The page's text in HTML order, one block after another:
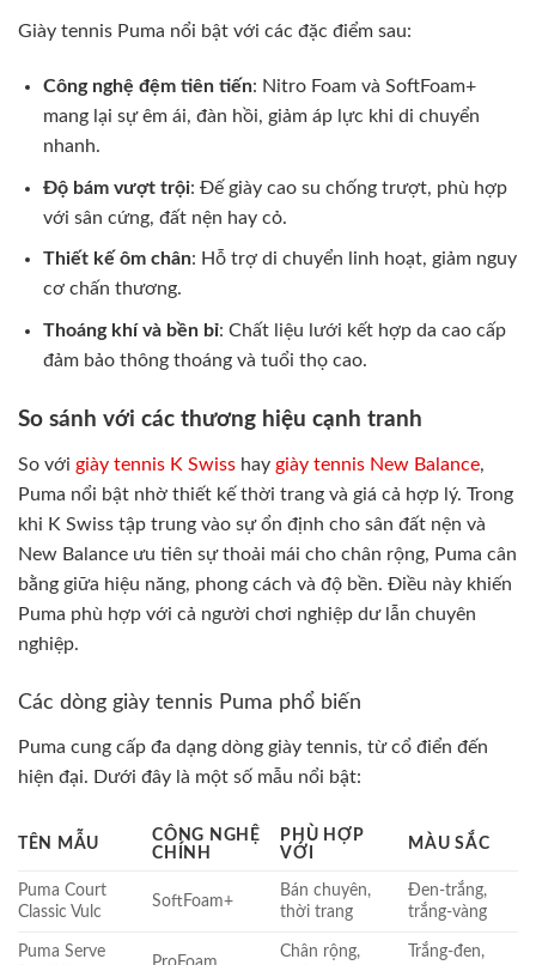
Giày tennis Puma nổi bật với các đặc điểm sau:
Công nghệ đệm tiên tiến: Nitro Foam và SoftFoam+
mang lại sự êm ái, đàn hồi, giảm áp lực khi di chuyển
nhanh.
Độ bám vượt trội: Đế giày cao su chống trượt, phù hợp
với sân cứng, đất nện hay cỏ.
Thiết kế ôm chân: Hỗ trợ di chuyển linh hoạt, giảm nguy
cơ chấn thương.
Thoáng khí và bền bỉ: Chất liệu lưới kết hợp da cao cấp
đảm bảo thông thoáng và tuổi thọ cao.
So sánh với các thương hiệu cạnh tranh
So với giày tennis K Swiss hay giày tennis New Balance,
Puma nổi bật nhờ thiết kế thời trang và giá cả hợp lý. Trong
khi K Swiss tập trung vào sự ổn định cho sân đất nện và
New Balance ưu tiên sự thoải mái cho chân rộng, Puma cân
bằng giữa hiệu năng, phong cách và độ bền. Điều này khiến
Puma phù hợp với cả người chơi nghiệp dư lẫn chuyên
nghiệp.
Các dòng giày tennis Puma phổ biến
Puma cung cấp đa dạng dòng giày tennis, từ cổ điển đến
hiện đại. Dưới đây là một số mẫu nổi bật:
TÊN MẪU
CÔNG NGHỆ
CHÍNH
PHÙ HỢP
VỚI
MÀU SẮC
Puma Court
Classic Vulc
SoftFoam+
Bán chuyên,
thời trang
Đen-trắng,
trắng-vàng
Puma Serve
Chân rộng,
Trắng-đen,